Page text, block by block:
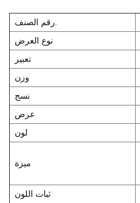
رقم الصنف.
نوع العرض
تعبير
وزن
نسج
عرض
لون
ميزة
ثبات اللون